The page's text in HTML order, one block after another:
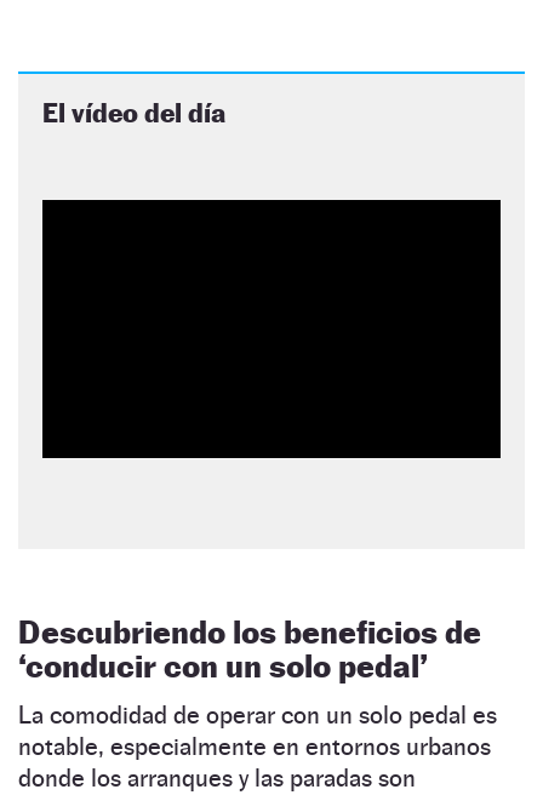
El vídeo del día
Descubriendo los beneficios de
‘conducir con un solo pedal’
La comodidad de operar con un solo pedal es
notable, especialmente en entornos urbanos
donde los arranques y las paradas son